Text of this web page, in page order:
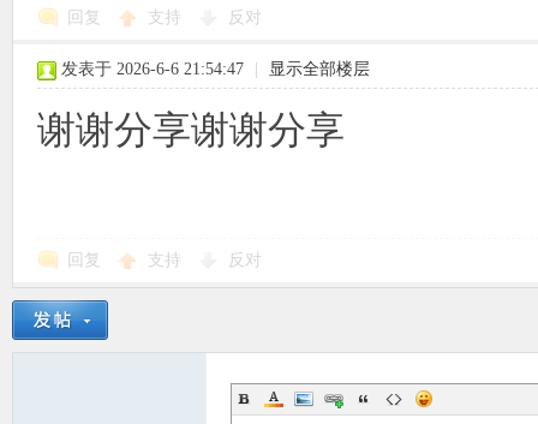
回复 支持 反对
发表于 2026-6-6 21:54:47 显示全部楼层
谢谢分享谢谢分享
回复 支持 反对